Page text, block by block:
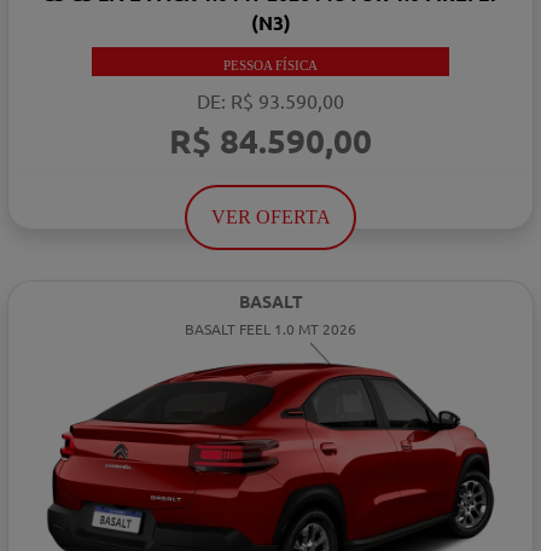
(N3)
PESSOA FÍSICA
DE: R$ 93.590,00
R$ 84.590,00
VER OFERTA
BASALT
BASALT FEEL 1.0 MT 2026